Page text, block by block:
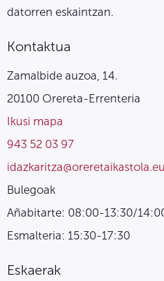
datorren eskaintzan.
Kontaktua
Zamalbide auzoa, 14.
20100 Orereta-Errenteria
Ikusi mapa
943 52 03 97
Bulegoak
Añabitarte: 08:00-13:30/
Esmalteria: 15:30-17:30
Eskaerak